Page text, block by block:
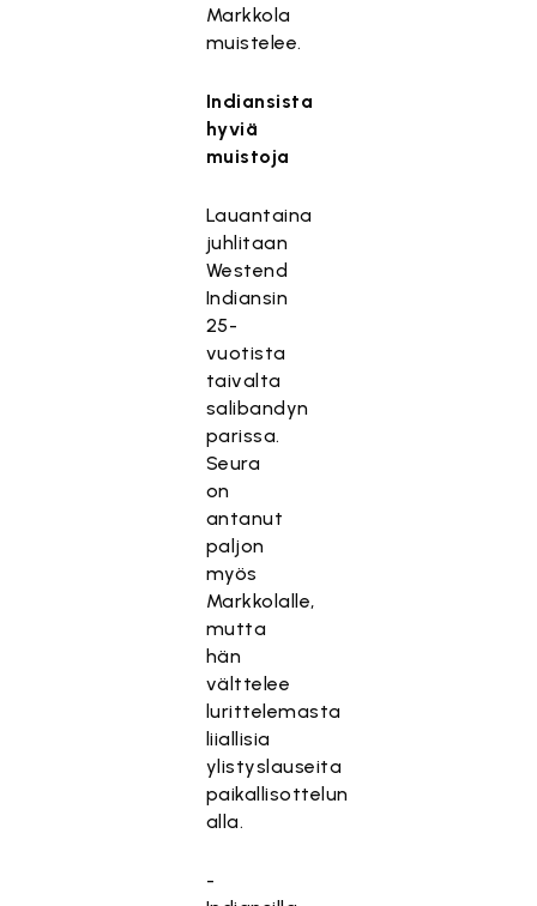
Markkola
muistelee.
Indiansista
hyviä
muistoja
Lauantaina
juhlitaan
Westend
Indiansin
25-
vuotista
taivalta
salibandyn
parissa.
Seura
on
antanut
paljon
myös
Markkolalle,
mutta
hän
välttelee
lurittelemasta
liiallisia
ylistyslauseita
paikallisottelun
alla.
-